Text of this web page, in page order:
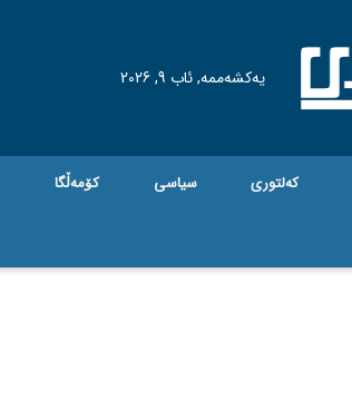
یەکشەممە, ئاب 9, 2026
کەلتوری سیاسی کۆمەڵگا